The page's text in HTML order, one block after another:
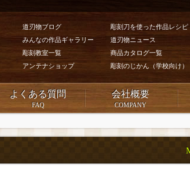
道刃物ブログ
みんなの作品ギャラリー
彫刻教室一覧
アンテナショップ
彫刻刀を使った作品レシピ
道刃物ニュース
商品カタログ一覧
彫刻のじかん（学校向け）
よくある質問
FAQ
会社概要
COMPANY